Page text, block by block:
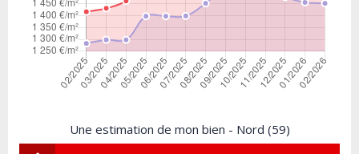
Une estimation de mon bien - Nord (59)